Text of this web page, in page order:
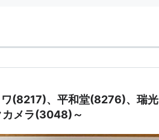
(8217)、平和堂(8276)、瑞光
メラ(3048)～